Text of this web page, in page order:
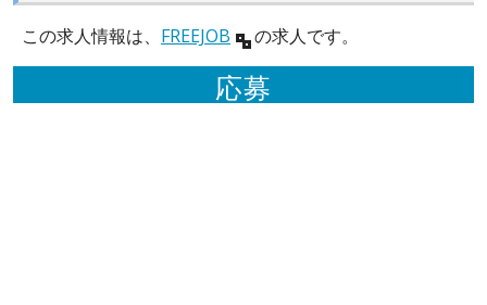
この求人情報は、 FREEJOB の求人です。
応募